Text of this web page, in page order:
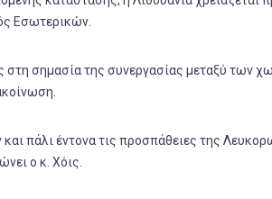
Εσωτερικών.
στη σημασία της συνεργασίας μεταξύ των
πάλι έντονα τις προσπάθειες της
ο κ. Χόις.